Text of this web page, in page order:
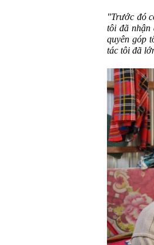
"Trước đó
tôi đã nhận
quyên góp
tác tôi đã